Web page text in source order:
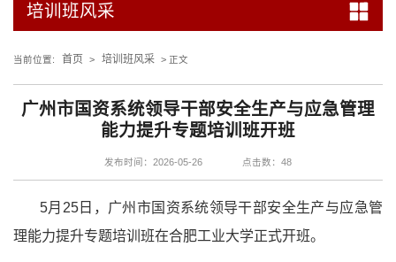
培训班风采
当前位置: 首页 > 培训班风采 > 正文
广州市国资系统领导干部安全生产与应急管理
能力提升专题培训班开班
发布时间：2026-05-26 点击数： 48
5月25日，广州市国资系统领导干部安全生产与应急管
理能力提升专题培训班在合肥工业大学正式开班。